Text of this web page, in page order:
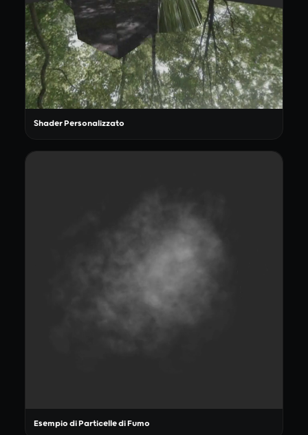
Shader Personalizzato
Esempio di Particelle di Fumo